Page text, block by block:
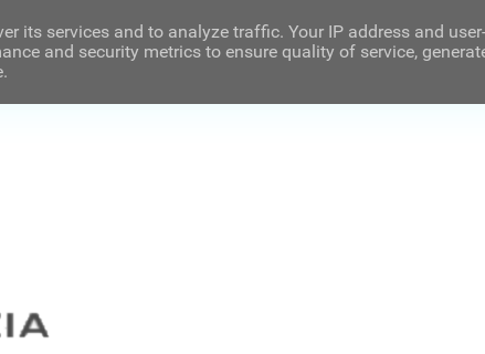
its services and to analyze traffic. Your IP address and
and security metrics to ensure quality of service,